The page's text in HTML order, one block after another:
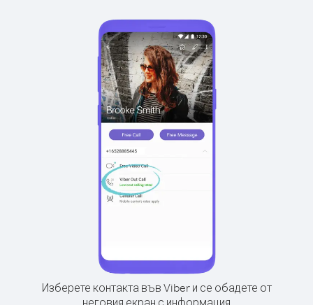
Изберете контакта във Viber и се обадете от
неговия екран с информация